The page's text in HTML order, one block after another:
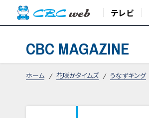
テレビ
CBC MAGAZINE
ホーム 花咲かタイムズ うなずキング